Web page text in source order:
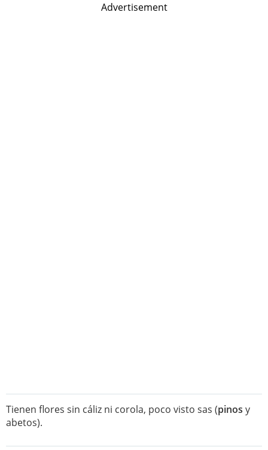
Advertisement
Tienen flores sin cáliz ni corola, poco visto sas (pinos y
abetos).